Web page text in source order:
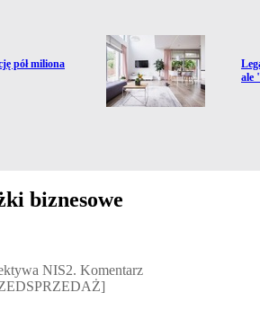
pół miliona
ale
biznesowe
NIS2. Komentarz [PRZEDSPRZEDAŻ],
NIS2. Komentarz